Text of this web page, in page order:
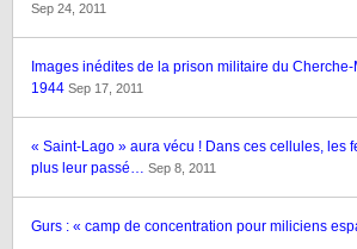
Sep 24, 2011
Images inédites de la prison militaire du
1944 Sep 17, 2011
« Saint-Lago » aura vécu ! Dans ces cellules, les
plus leur passé… Sep 8, 2011
Gurs : « camp de concentration pour miliciens